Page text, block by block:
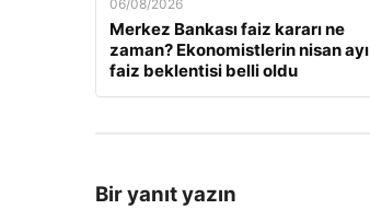
06/08/2026
Merkez Bankası faiz kararı ne
zaman? Ekonomistlerin nisan ayı
faiz beklentisi belli oldu
Bir yanıt yazın